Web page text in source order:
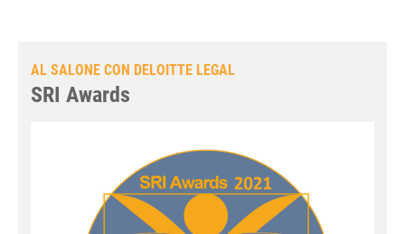
AL SALONE CON DELOITTE LEGAL
SRI Awards